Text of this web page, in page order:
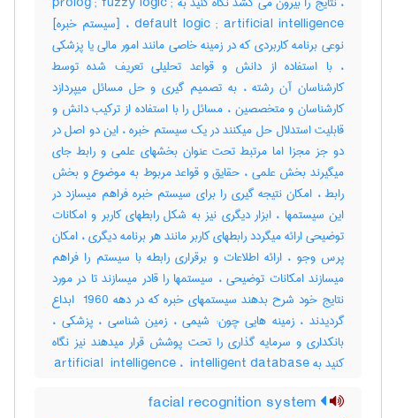
default logic ; artificial intelligence ، [سیستم خبره]
نوعی برنامه کاربردی که در زمینه خاصی مانند امور مالی یا پزشکی
، با استفاده از دانش و قواعد تحلیلی تعریف شده توسط
کارشناسان آن رشته ، به تصمیم گیری و حل مسائل میپردازد
کارشناسان و متخصصین ، مسائل را با استفاده از ترکیب دانش و
قابلیت استدلال حل میکنند در یک سیستم خبره ، این دو اصل در
دو جز مجزا اما مرتبط تحت عنوان بخشهای علمی و رابط جای
میگیرند بخش علمی ، حقایق و قواعد مربوط به موضوع و بخش
رابط ، امکان نتیجه گیری را برای سیستم خبره فراهم میسازد در
این سیستمها ، ابزار دیگری نیز به شکل رابطهای کاربر و امکانات
توضیحی ارائه میگردد رابطهای کاربر مانند هر برنامه دیگری ، امکان
پرس وجو ، ارائه اطلاعات و برقراری رابطه با سیستم را فراهم
میسازند امکانات توضیحی ، سیستمها را قادر میسازند تا در مورد
نتایج خود شرح بدهند سیستمهای خبره که در دهه ‎ 1960 ابداع
گردیدند ، زمینه هایی چون: شیمی ، زمین شناسی ، پزشکی ،
بانکداری و سرمایه گذاری را تحت پوشش قرار میدهند نیز نگاه
کنید به ‎artificial ‎ intelligence ، ‎ intelligent database